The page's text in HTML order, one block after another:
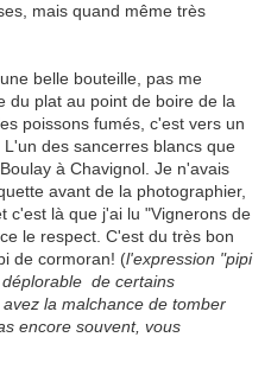
mais quand même très
belle bouteille, pas me
du plat au point de boire de la
poissons fumés, c'est vers un
des sancerres blancs que
à Chavignol. Je n'avais
avant de la photographier,
c'est là que j'ai lu "Vignerons de
le respect. C'est du très bon
de cormoran! (l'expression "pipi
de certains
la malchance de tomber
encore souvent, vous